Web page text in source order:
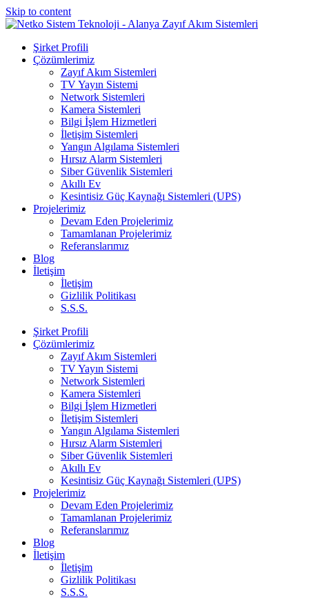
Skip to content
Şirket Profili
Çözümlerimiz
Zayıf Akım Sistemleri
TV Yayın Sistemi
Network Sistemleri
Kamera Sistemleri
Bilgi İşlem Hizmetleri
İletişim Sistemleri
Yangın Algılama Sistemleri
Hırsız Alarm Sistemleri
Siber Güvenlik Sistemleri
Akıllı Ev
Kesintisiz Güç Kaynağı Sistemleri (UPS)
Projelerimiz
Devam Eden Projelerimiz
Tamamlanan Projelerimiz
Referanslarımız
Blog
İletişim
İletişim
Gizlilik Politikası
S.S.S.
Şirket Profili
Çözümlerimiz
Zayıf Akım Sistemleri
TV Yayın Sistemi
Network Sistemleri
Kamera Sistemleri
Bilgi İşlem Hizmetleri
İletişim Sistemleri
Yangın Algılama Sistemleri
Hırsız Alarm Sistemleri
Siber Güvenlik Sistemleri
Akıllı Ev
Kesintisiz Güç Kaynağı Sistemleri (UPS)
Projelerimiz
Devam Eden Projelerimiz
Tamamlanan Projelerimiz
Referanslarımız
Blog
İletişim
İletişim
Gizlilik Politikası
S.S.S.